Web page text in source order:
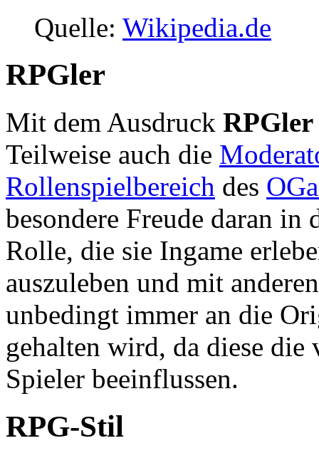
Quelle: Wikipedia.de
RPGler
Mit dem Ausdruck RPGler
Teilweise auch die
Rollenspielbereich des
besondere Freude daran in
Rolle, die sie Ingame
auszuleben und mit
unbedingt immer an die
gehalten wird, da diese
Spieler beeinflussen.
RPG-Stil